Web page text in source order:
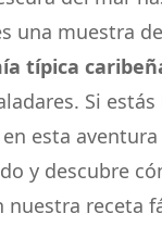
una muestra
típica
Si
esta
y descubre
nuestra receta